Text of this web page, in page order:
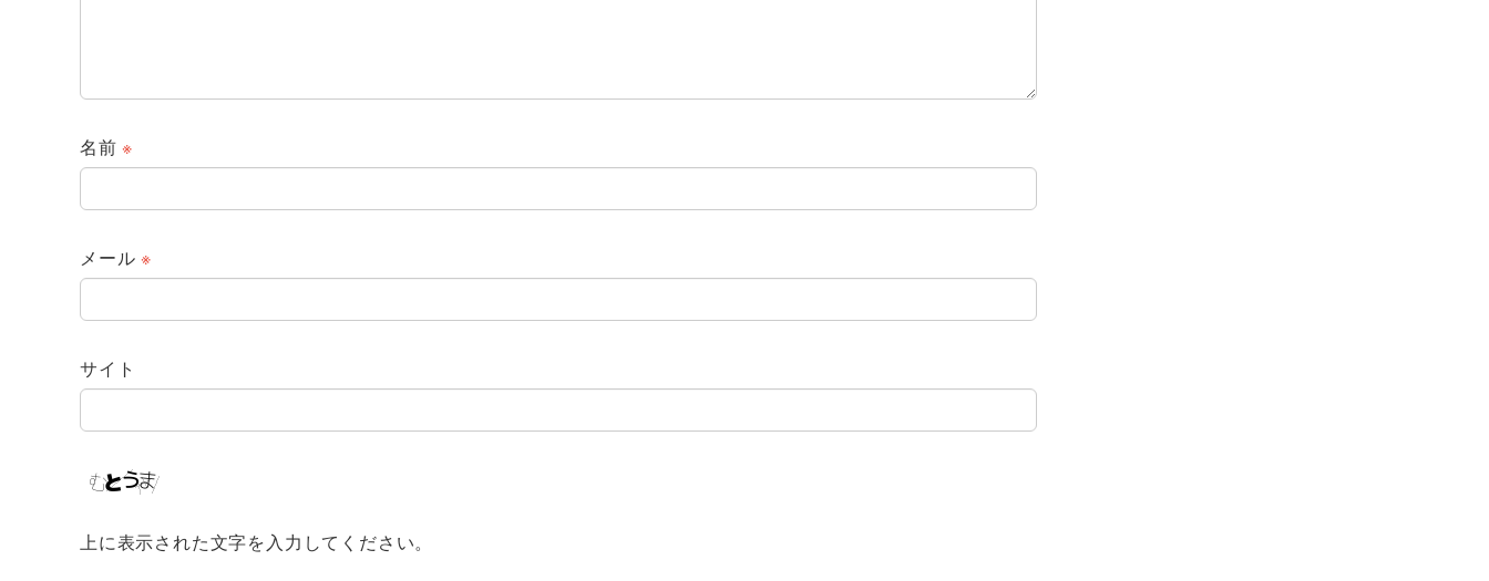
名前※
メール※
サイト
上に表示された文字を入力してください。